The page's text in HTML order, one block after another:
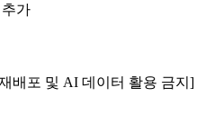
가
배포 및 AI 데이터 활용 금지]